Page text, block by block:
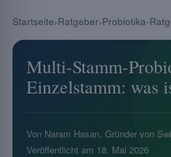
Multi-Stamm-
Einzelstamm: was
Von Naram Hasan, Gründer von
Veröffentlicht am 18. Mai 2026
Startseite Ratgeber Probiotika-